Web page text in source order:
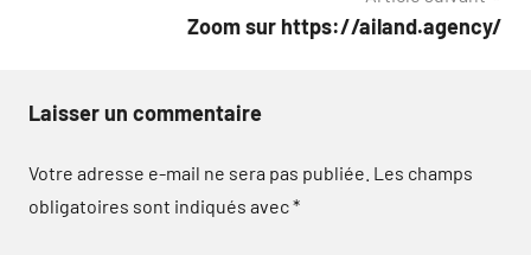
Zoom sur https://ailand.agency/
Laisser un commentaire
Votre adresse e-mail ne sera pas publiée. Les champs
obligatoires sont indiqués avec*